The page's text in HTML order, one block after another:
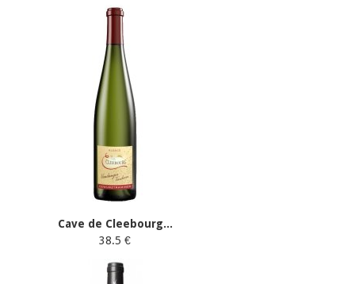
Cave de Cleebourg...
38.5 €